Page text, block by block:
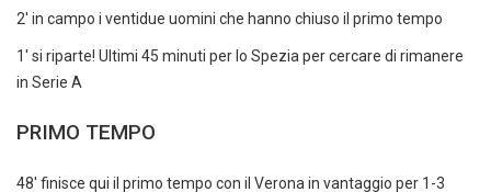
2' in campo i ventidue uomini che hanno chiuso il primo tempo
1' si riparte! Ultimi 45 minuti per lo Spezia per cercare di rimanere
in Serie A
PRIMO TEMPO
48' finisce qui il primo tempo con il Verona in vantaggio per 1-3